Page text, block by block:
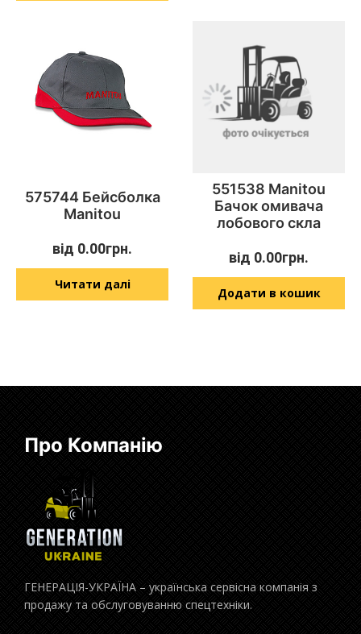
575744 Бейсболка
Manitou
від 0.00грн.
Читати далі
551538 Manitou
Бачок омивача
лобового скла
від 0.00грн.
Додати в кошик
Про Компанію
ГЕНЕРАЦІЯ-УКРАЇНА – українська сервісна компанія з
продажу та обслуговуванню спецтехніки.